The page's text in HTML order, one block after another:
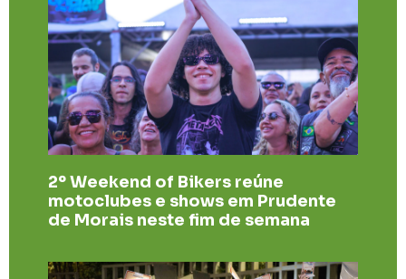
2º Weekend of Bikers reúne
motoclubes e shows em Prudente
de Morais neste fim de semana